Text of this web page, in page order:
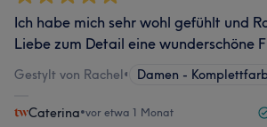
Ich habe mich sehr wohl gefühlt und
Liebe zum Detail eine wunderschöne
Gestylt von Rachel• Damen -
Caterina•vor etwa 1 Monat